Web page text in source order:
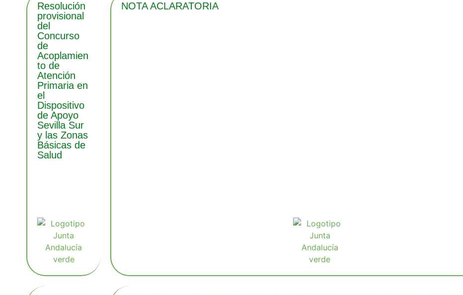
Resolución
provisional
del
Concurso
de
Acoplamien
to de
Atención
Primaria en
el
Dispositivo
de Apoyo
Sevilla Sur
y las Zonas
Básicas de
Salud
NOTA ACLARATORIA